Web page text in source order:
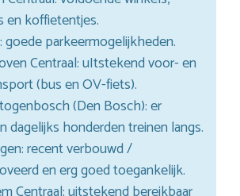
en koffietentjes.
goede parkeermogelijkheden.
Centraal: uItstekend voor- en
(bus en OV-fiets).
(Den Bosch): er
dagelijks honderden treinen langs.
recent verbouwd /
en erg goed toegankelijk.